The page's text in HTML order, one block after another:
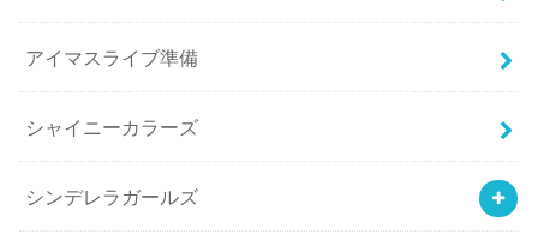
アイマスライブ準備
シャイニーカラーズ
シンデレラガールズ